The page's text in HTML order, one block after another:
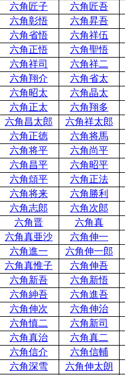
六角匠子
六角匠吾
六角彰悟
六角昇吾
六角省悟
六角祥伍
六角正悟
六角聖悟
六角祥司
六角祥二
六角翔介
六角省太
六角昭太
六角晶太
六角正太
六角翔多
六角昌太郎
六角祥太郎
六角正徳
六角将馬
六角将平
六角尚平
六角昌平
六角昭平
六角頌平
六角正法
六角将来
六角勝利
六角志郎
六角次郎
六角晋
六角真
六角真亜沙
六角伸一
六角進一
六角伸一郎
六角真惟子
六角伸吾
六角新吾
六角新悟
六角紳吾
六角進吾
六角伸次
六角伸治
六角慎二
六角新司
六角真治
六角真二
六角信介
六角信輔
六角深雪 六角伸太朗